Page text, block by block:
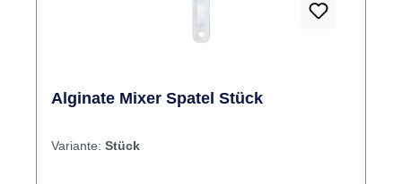
Alginate Mixer Spatel Stück
Variante: Stück